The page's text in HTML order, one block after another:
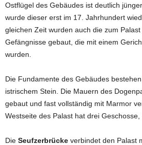
Ostflügel des Gebäudes ist deutlich
wurde dieser erst im 17. Jahrhundert
gleichen Zeit wurden auch die zum
Gefängnisse gebaut, die mit einem
wurden.
Die Fundamente des Gebäudes
istrischem Stein. Die Mauern des
gebaut und fast vollständig mit Marmor
Westseite des Palast hat drei Geschosse,
Die Seufzerbrücke verbindet den Palast